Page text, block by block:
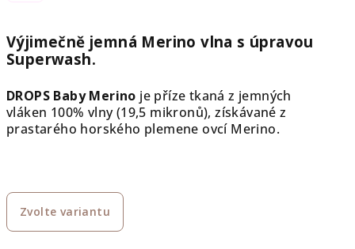
Výjimečně jemná Merino vlna s úpravou
Superwash.
DROPS Baby Merino je příze tkaná z jemných
vláken 100% vlny (19,5 mikronů), získávané z
prastarého horského plemene ovcí Merino.
Zvolte variantu